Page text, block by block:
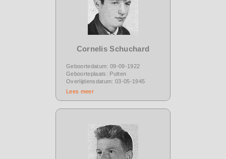
Cornelis Schuchard
Geboortedatum: 09-09-1922
Geboorteplaats: Putten
Overlijdensdatum: 03-05-1945
Lees meer